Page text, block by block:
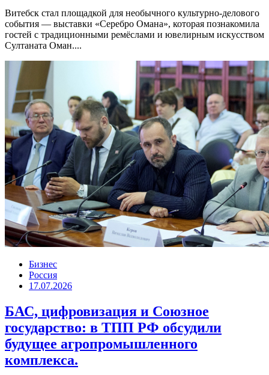
Витебск стал площадкой для необычного культурно-делового
события — выставки «Серебро Омана», которая познакомила
гостей с традиционными ремёслами и ювелирным искусством
Султаната Оман....
Бизнес
Россия
17.07.2026
БАС, цифровизация и Союзное
государство: в ТПП РФ обсудили
будущее агропромышленного
комплекса.